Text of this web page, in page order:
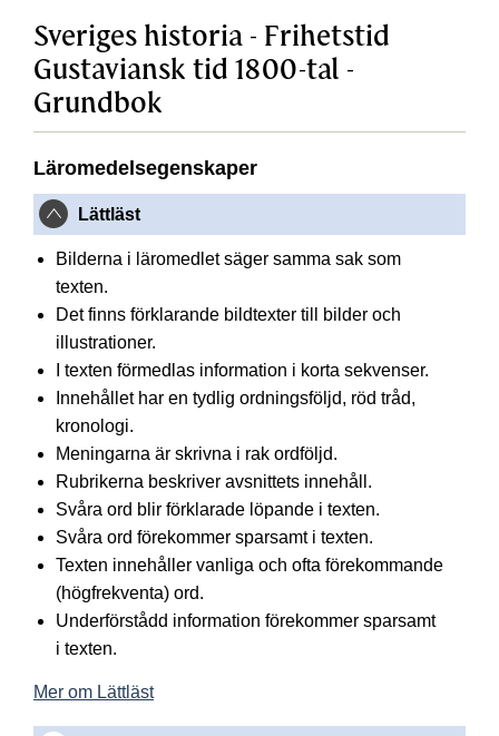
Sveriges historia - Frihetstid
Gustaviansk tid 1800-tal -
Grundbok
Läromedelsegenskaper
Lättläst
Bilderna i läromedlet säger samma sak som
texten.
Det finns förklarande bildtexter till bilder och
illustrationer.
I texten förmedlas information i korta sekvenser.
Innehållet har en tydlig ordningsföljd, röd tråd,
kronologi.
Meningarna är skrivna i rak ordföljd.
Rubrikerna beskriver avsnittets innehåll.
Svåra ord blir förklarade löpande i texten.
Svåra ord förekommer sparsamt i texten.
Texten innehåller vanliga och ofta förekommande
(högfrekventa) ord.
Underförstådd information förekommer sparsamt
i texten.
Mer om Lättläst